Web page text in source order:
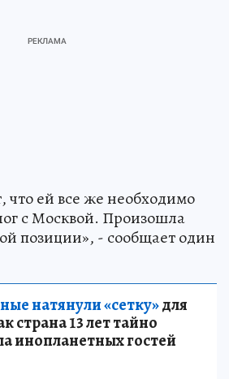
что ей все же необходимо
с Москвой. Произошла
позиции», - сообщает один
натянули «сетку»для
страна 13 лет тайно
инопланетных гостей